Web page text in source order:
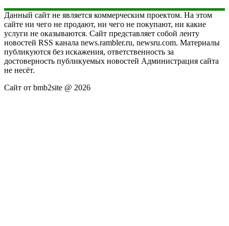
Данный сайт не является коммерческим проектом. На этом
сайте ни чего не продают, ни чего не покупают, ни какие
услуги не оказываются. Сайт представляет собой ленту
новостей RSS канала news.rambler.ru, newsru.com. Материалы
публикуются без искажения, ответственность за
достоверность публикуемых новостей Администрация сайта
не несёт.
Сайт от bmb2site @ 2026